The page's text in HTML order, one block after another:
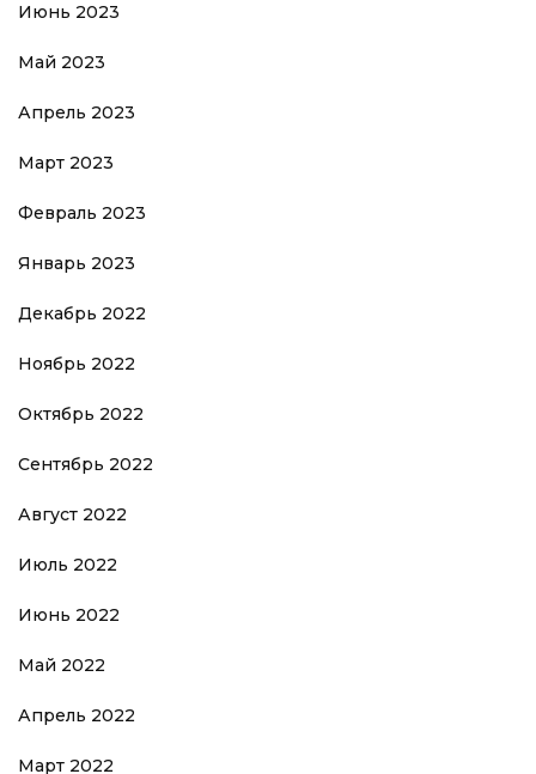
Июнь 2023
Май 2023
Апрель 2023
Март 2023
Февраль 2023
Январь 2023
Декабрь 2022
Ноябрь 2022
Октябрь 2022
Сентябрь 2022
Август 2022
Июль 2022
Июнь 2022
Май 2022
Апрель 2022
Март 2022